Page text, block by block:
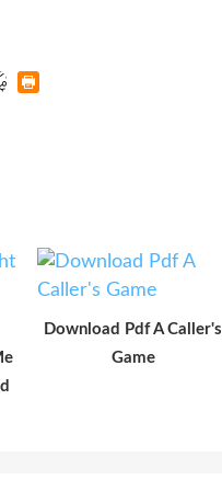
Download Pdf A Caller's
Game